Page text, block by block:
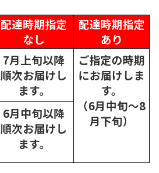
配達時期指定
なし
配達時期指定
あり
7月上旬以降
順次お届けし
ます。
ご指定の時期
にお届けしま
す。
（6月中旬～8
月下旬）
6月中旬以降
順次お届けし
ます。